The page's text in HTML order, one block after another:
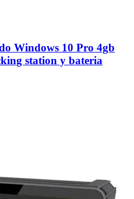
Windows 10 Pro 4gb
station y bateria